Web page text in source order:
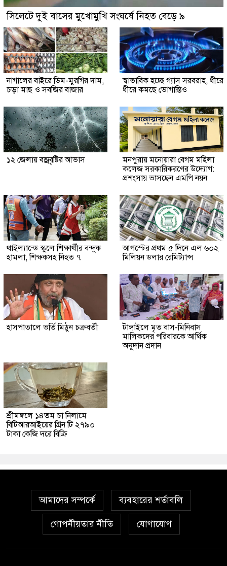
সিলেটে দুই বাসের মুখোমুখি সংঘর্ষে নিহত বেড়ে ৯
নাগালের বাইরে ডিম-মুরগির দাম,
চড়া মাছ ও সবজির বাজার
স্বাভাবিক হচ্ছে গ্যাস সরবরাহ, ধীরে
ধীরে কমছে ভোগান্তিও
১২ জেলায় বজ্রবৃষ্টির আভাস
মনপুরায় মনোয়ারা বেগম মহিলা
কলেজ সরকারিকরণের উদ্যোগ:
প্রশংসায় ভাসছেন এমপি নয়ন
থাইল্যান্ডে স্কুলে শিক্ষার্থীর বন্দুক
হামলা, শিক্ষকসহ নিহত ৭
আগস্টের প্রথম ৫ দিনে এল ৬০২
মিলিয়ন ডলার রেমিট্যান্স
হাসপাতালে ভর্তি মিঠুন চক্রবর্তী
টাঙ্গাইলে মৃত বাস-মিনিবাস
মালিকদের পরিবারকে আর্থিক
অনুদান প্রদান
শ্রীমঙ্গলে ১৪তম চা নিলামে
বিটিআরআইয়ের গ্রিন টি ২৭৯০
টাকা কেজি দরে বিক্রি
আমাদের সম্পর্কে ব্যবহারের শর্তাবলি
গোপনীয়তার নীতি যোগাযোগ